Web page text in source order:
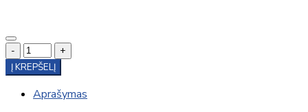
-
+
Į KREPŠELĮ
Aprašymas